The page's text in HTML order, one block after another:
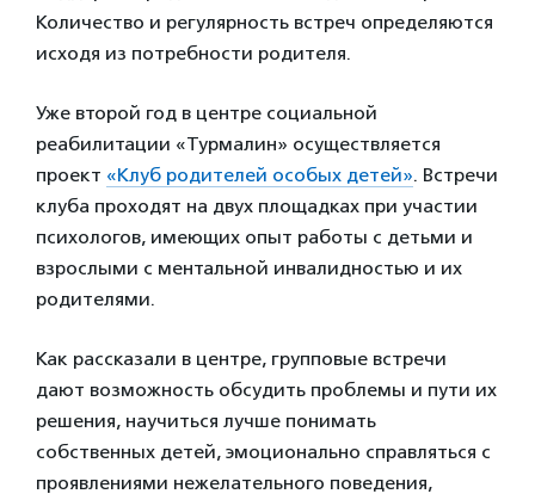
Количество и регулярность встреч определяются
исходя из потребности родителя.
Уже второй год в центре социальной
реабилитации «Турмалин» осуществляется
проект «Клуб родителей особых детей». Встречи
клуба проходят на двух площадках при участии
психологов, имеющих опыт работы с детьми и
взрослыми с ментальной инвалидностью и их
родителями.
Как рассказали в центре, групповые встречи
дают возможность обсудить проблемы и пути их
решения, научиться лучше понимать
собственных детей, эмоционально справляться с
проявлениями нежелательного поведения,